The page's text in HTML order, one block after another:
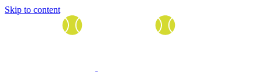
Skip to content